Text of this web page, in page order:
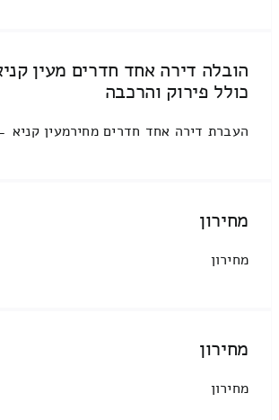
הובלה דירה אחד חדרים מעין
כולל פירוק והרכבה
העברת דירה אחד חדרים מחירמעין
מחירון
מחירון
מחירון
מחירון